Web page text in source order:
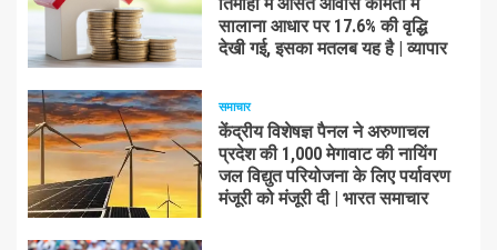
सालाना आधार पर 17.6% की वृद्धि
देखी गई, इसका मतलब यह है | व्यापार
समाचार
केंद्रीय विशेषज्ञ पैनल ने अरुणाचल
प्रदेश की 1,000 मेगावाट की नायिंग
जल विद्युत परियोजना के लिए पर्यावरण
मंजूरी को मंजूरी दी | भारत समाचार